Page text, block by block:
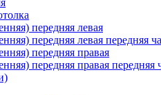
передняя левая
передняя левая передняя
передняя правая
передняя правая передняя